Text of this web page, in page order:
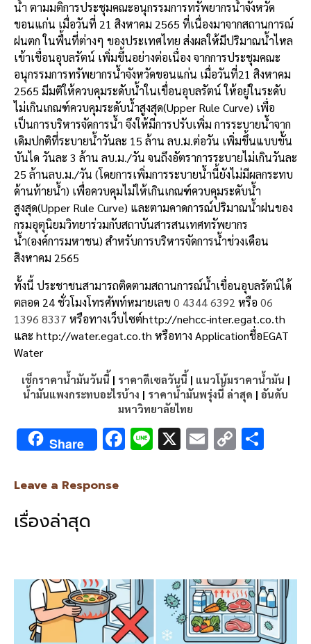
น้ำ ตามมติการประชุมคณะอนุกรรมการทรัพยากรน้ำจังหวัด
ขอนแก่น เมื่อวันที่ 21 สิงหาคม 2565 ที่เนื่องมาจากสถานการณ์
ฝนตก ในพื้นที่ต่างๆ ของประเทศไทย ส่งผลให้มีปริมาณน้ำไหล
เข้าเขื่อนอุบลรัตน์ เพิ่มขึ้นอย่างต่อเนื่อง จากการประชุมคณะ
อนุกรรมการทรัพยากรน้ำจังหวัดขอนแก่น เมื่อวันที่21 สิงหาคม
2565 มีมติให้ควบคุมระดับน้ำในเขื่อนอุบลรัตน์ ให้อยู่ในระดับ
ไม่เกินเกณฑ์ควบคุมระดับน้ำสูงสุด(Upper Rule Curve) เพื่อ
เป็นการบริหารจัดการน้ำ จึงให้มีการปรับเพิ่ม การระบายน้ำจาก
เดิมปกติที่ระบายน้ำวันละ 15 ล้าน ลบ.ม.ต่อวัน เพิ่มขึ้นแบบขั้น
บันได วันละ 3 ล้าน ลบ.ม./วัน จนถึงอัตราการระบายไม่เกินวันละ
25 ล้านลบ.ม./วัน (โดยการเพิ่มการระบายน้ำนี้ยังไม่มีผลกระทบ
ด้านท้ายน้ำ) เพื่อควบคุมไม่ให้เกินเกณฑ์ควบคุมระดับน้ำ
สูงสุด(Upper Rule Curve) และตามคาดการณ์ปริมาณน้ำฝนของ
กรมอุตุนิยมวิทยาร่วมกับสถาบันสารสนเทศทรัพยากร
น้ำ(องค์การมหาชน) สำหรับการบริหารจัดการน้ำช่วงเดือน
สิงหาคม 2565
ทั้งนี้ ประชาชนสามารถติดตามสถานการณ์น้ำเขื่อนอุบลรัตน์ได้
ตลอด 24ชั่วโมงโทรศัพท์หมายเลข 0 4344 6392 หรือ 06
1396 8337 หรือทางเว็บไซต์http://nehcc-inter.egat.co.th
และ http://water.egat.co.th หรือทาง Applicationชื่อEGAT
Water
เช็กราคาน้ำมันวันนี้ | ราคาดีเซลวันนี้ | แนวโน้มราคาน้ำมัน |
น้ำมันแพงกระทบอะไรบ้าง | ราคาน้ำมันพรุ่งนี้ ล่าสุด | อันดับ
มหาวิทยาลัยไทย
Share F
k
Li X E C
Leave a Response
เรื่องล่าสุด